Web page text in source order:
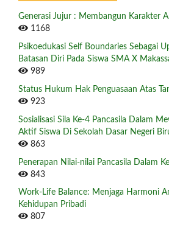
Generasi Jujur : Membangun Karakter
1168
Psikoedukasi Self Boundaries Sebagai
Batasan Diri Pada Siswa SMA X
989
Status Hukum Hak Penguasaan Atas
923
Sosialisasi Sila Ke-4 Pancasila Dalam
Aktif Siswa Di Sekolah Dasar Negeri
863
Penerapan Nilai-nilai Pancasila Dalam
843
Work-Life Balance: Menjaga Harmoni
Kehidupan Pribadi
807